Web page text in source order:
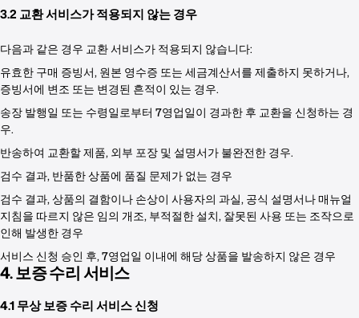
3.2 교환 서비스가 적용되지 않는 경우
다음과 같은 경우 교환 서비스가 적용되지 않습니다:
유효한 구매 증빙서, 원본 영수증 또는 세금계산서를 제출하지 못하거나,
증빙서에 변조 또는 변경된 흔적이 있는 경우.
송장 발행일 또는 수령일로부터 7영업일이 경과한 후 교환을 신청하는 경
우.
반송하여 교환할 제품, 외부 포장 및 설명서가 불완전한 경우.
검수 결과, 반품한 상품에 품질 문제가 없는 경우
검수 결과, 상품의 결함이나 손상이 사용자의 과실, 공식 설명서나 매뉴얼
지침을 따르지 않은 임의 개조, 부적절한 설치, 잘못된 사용 또는 조작으로
인해 발생한 경우
서비스 신청 승인 후, 7영업일 이내에 해당 상품을 발송하지 않은 경우
4. 보증 수리 서비스
4.1 무상 보증 수리 서비스 신청